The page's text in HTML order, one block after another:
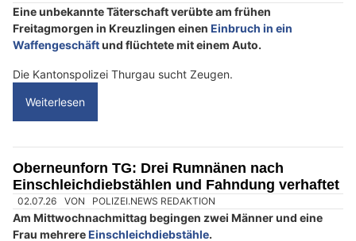
s
c
h
D
a
n
w
ä
h
l
e
17.07.26 VON POLIZEI.NEWS REDAKTION